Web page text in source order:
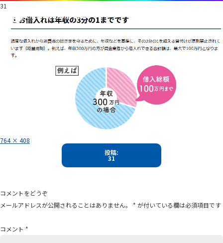
31
フ
ル
764 × 408
ゲ
ー
ョ
投稿:
31
コメントをどうぞ
メールアドレスが公開されることはありません。
* が付いている欄は必須項目です
コメント *